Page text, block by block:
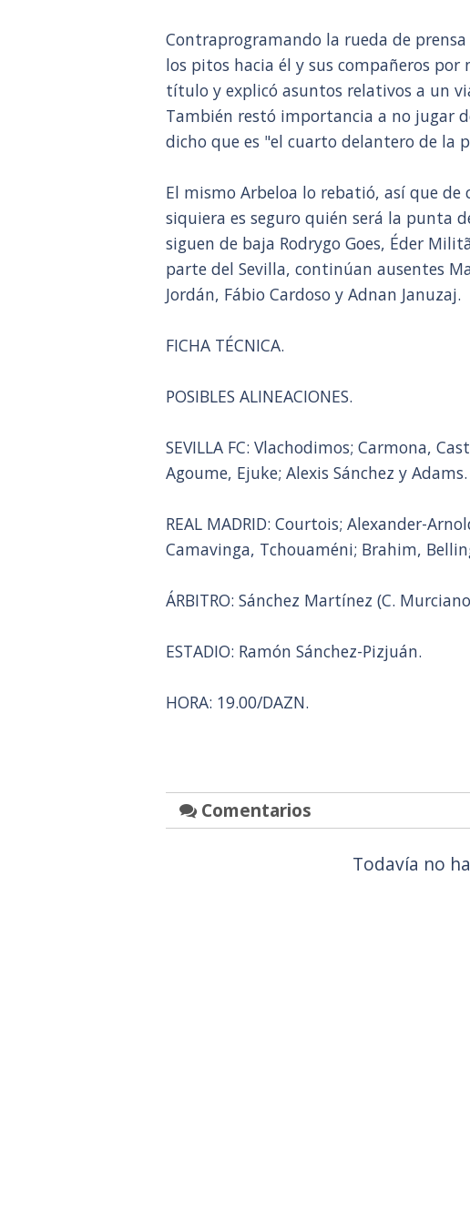
Contraprogramando la rueda de
los pitos hacia él y sus compañeros
título y explicó asuntos relativos a un
También restó importancia a no jugar
dicho que es "el cuarto delantero de la
El mismo Arbeloa lo rebatió, así que
siquiera es seguro quién será la punta
siguen de baja Rodrygo Goes, Éder
parte del Sevilla, continúan ausentes
Jordán, Fábio Cardoso y Adnan Januzaj.
FICHA TÉCNICA.
POSIBLES ALINEACIONES.
SEVILLA FC: Vlachodimos; Carmona,
Agoume, Ejuke; Alexis Sánchez y Adams.
REAL MADRID: Courtois; Alexander-
Camavinga, Tchouaméni; Brahim,
ÁRBITRO: Sánchez Martínez (C.
ESTADIO: Ramón Sánchez-Pizjuán.
HORA: 19.00/DAZN.
Comentarios
Todavía no